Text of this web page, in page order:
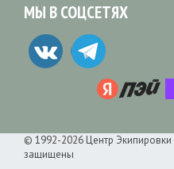
МЫ В СОЦСЕТЯХ
© 1992-2026 Центр
защищены